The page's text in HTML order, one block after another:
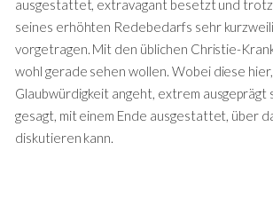
ausgestattet, extravagant besetzt und trotz
seines erhöhten Redebedarfs sehr
vorgetragen. Mit den üblichen Christie-
wohl gerade sehen wollen. Wobei diese
Glaubwürdigkeit angeht, extrem ausgeprägt
gesagt, mit einem Ende ausgestattet, über
diskutieren kann.